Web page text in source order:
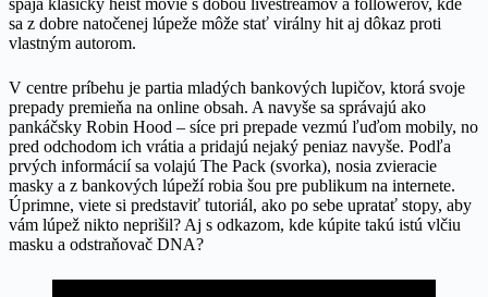
sa z dobre natočenej lúpeže môže stať virálny hit aj dôkaz proti
vlastným autorom.
V centre príbehu je partia mladých bankových lupičov, ktorá svoje
prepady premieňa na online obsah. A navyše sa správajú ako
pankáčsky Robin Hood – síce pri prepade vezmú ľuďom mobily, no
pred odchodom ich vrátia a pridajú nejaký peniaz navyše. Podľa
prvých informácií sa volajú The Pack (svorka), nosia zvieracie
masky a z bankových lúpeží robia šou pre publikum na internete.
Úprimne, viete si predstaviť tutoriál, ako po sebe upratať stopy, aby
vám lúpež nikto neprišil? Aj s odkazom, kde kúpite takú istú vlčiu
masku a odstraňovač DNA?